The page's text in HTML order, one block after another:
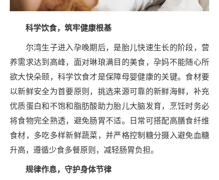
科学饮食，筑牢健康根基‌
尔湾生子进入孕晚期后，是胎儿快速生长的阶段，营
养需求达到高峰，面对琳琅满目的美食，孕妈不能随心所
欲大快朵颐，科学饮食才是保障母婴健康的关键。食材要
以新鲜安全为首要原则，挑选来源可靠的新鲜海鲜，补充
优质蛋白和不饱和脂肪酸助力胎儿大脑发育，烹饪时务必
将食物完全熟透，避免肠胃不适。日常可搭配高膳食纤维
食材，多吃多样新鲜蔬菜，并严格控制糖分摄入避免血糖
升高，遵循少食多餐原则，减轻肠胃负担。
规律作息，守护身体节律‌